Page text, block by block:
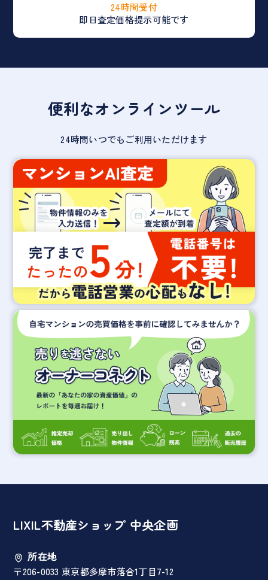
24時間受付
即日査定価格提示可能です
便利なオンラインツール
24時間いつでもご利用いただけます
LIXIL不動産ショップ 中央企画
所在地
〒206-0033 東京都多摩市落合1丁目7-12